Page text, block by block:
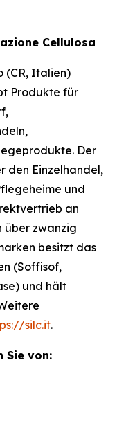
Cellulosa
(CR, Italien)
Produkte für
Der
den Einzelhandel,
und
an
über zwanzig
besitzt das
(Soffisof,
und hält
silc.it.
Sie von: